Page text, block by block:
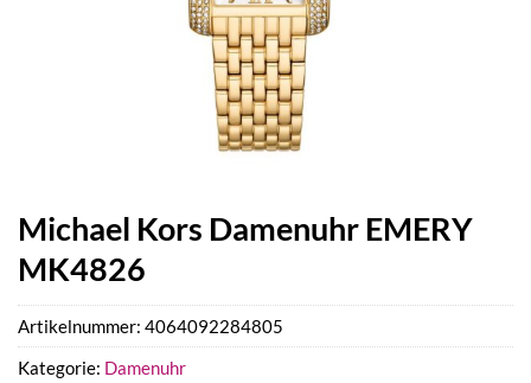
Michael Kors Damenuhr EMERY
MK4826
Artikelnummer: 4064092284805
Kategorie: Damenuhr